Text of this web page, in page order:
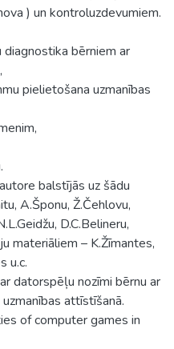
) un kontroluzdevumiem.
diagnostika bērniem ar
pielietošana uzmanības
balstījās uz šādu
A.Šponu, Ž.Čehlovu,
D.C.Belineru,
materiāliem – K.Žīmantes,
u.c.
datorspēļu nozīmi bērnu ar
attīstīšanā.
of computer games in